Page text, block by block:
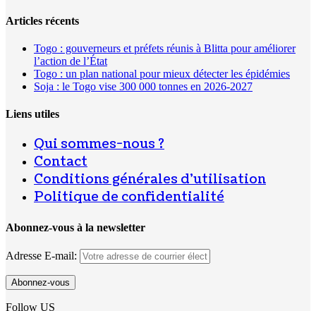
Articles récents
Togo : gouverneurs et préfets réunis à Blitta pour améliorer
l’action de l’État
Togo : un plan national pour mieux détecter les épidémies
Soja : le Togo vise 300 000 tonnes en 2026-2027
Liens utiles
Qui sommes-nous ?
Contact
Conditions générales d’utilisation
Politique de confidentialité
Abonnez-vous à la newsletter
Adresse E-mail:
Follow US